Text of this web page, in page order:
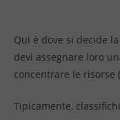
Qui è dove si decide
devi assegnare loro
concentrare le risorse
Tipicamente,